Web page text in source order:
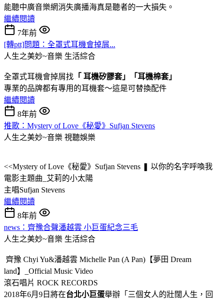
能聽中廣音樂網消失廣播海真是聽者的一大損失。
繼續閱讀
7年前
[轉ptt]問題：全罩式耳機會掉屑...
人生之美妙~音樂 生活綜合
全罩式耳機會掉屑找 「 耳機矽膠套」「耳機棉套」
專業的品牌都有專用的耳機套～這是可替換配件
繼續閱讀
8年前
推歌：Mystery of Love《秘愛》Sufjan Stevens
人生之美妙~音樂 視聽娛樂
<<Mystery of Love《秘愛》Sufjan Stevens ❚ 以你的名字呼喚我
電影主題曲_艾莉的小太陽
主唱Sufjan Stevens
繼續閱讀
8年前
news：齊豫合聲潘越雲 小巨蛋紀念三毛
人生之美妙~音樂 生活綜合
齊豫 Chyi Yu&潘越雲 Michelle Pan (A Pan)【夢田 Dream
land】_Official Music Video
滾石唱片 ROCK RECORDS
2018年6月9日將在台北小巨蛋舉辦「三個女人的壯闊人生，回